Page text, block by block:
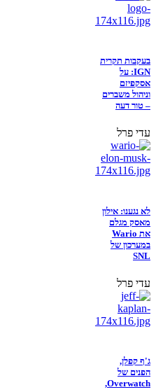
בעקבות תקרית
IGN: על
אסקפיזם
וניהול משברים
– טור דעה
עדי פרל
לא נגענו: אילון
מאסק מגלם
את Wario
במערכון של
SNL
עדי פרל
ג'ף קפלן,
הפנים של
Overwatch,